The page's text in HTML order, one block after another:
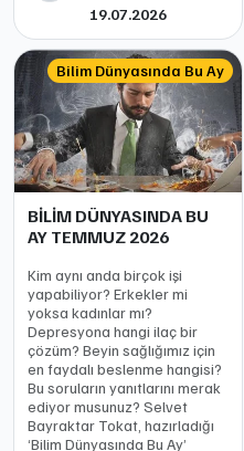
19.07.2026
Bilim Dünyasında Bu Ay
BİLİM DÜNYASINDA BU
AY TEMMUZ 2026
Kim aynı anda birçok işi
yapabiliyor? Erkekler mi
yoksa kadınlar mı?
Depresyona hangi ilaç bir
çözüm? Beyin sağlığımız için
en faydalı beslenme hangisi?
Bu soruların yanıtlarını merak
ediyor musunuz? Selvet
Bayraktar Tokat, hazırladığı
‘Bilim Dünyasında Bu Ay’